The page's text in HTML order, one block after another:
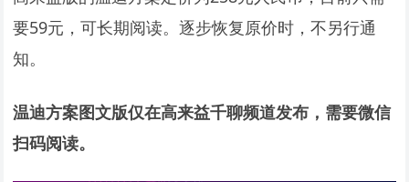
要59元，可长期阅读。逐步恢复原价时，不另行通
知。
温迪方案图文版仅在高来益千聊频道发布，需要微信
扫码阅读。